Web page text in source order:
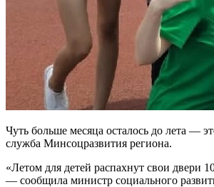
Чуть больше месяца осталось до лета —
служба Минсоцразвития региона.
«Летом для детей распахнут свои двери
— сообщила министр социального